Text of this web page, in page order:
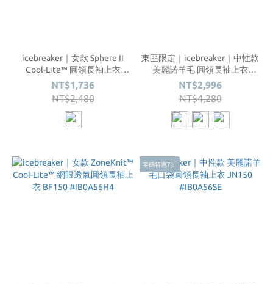
icebreaker｜女款 Sphere II
Cool-Lite™ 圓領長袖上衣
GT150 #IB0A56EJ
NT$1,736
NT$2,480
東區限定｜icebreaker｜中性款
美麗諾羊毛 圓領長袖上衣
JN150 #IB0A56RR
NT$2,996
NT$4,280
零碼特惠7折